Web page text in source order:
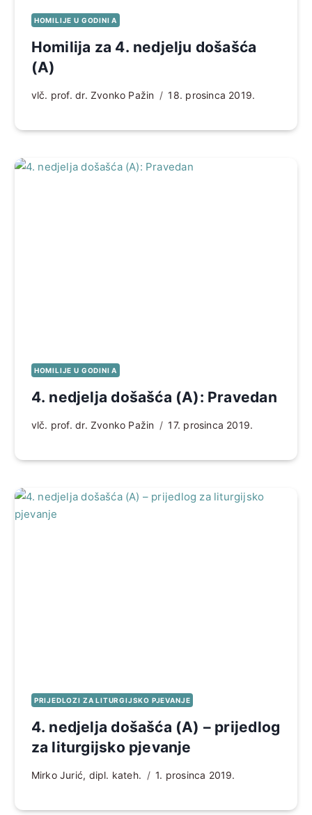
HOMILIJE U GODINI A
Homilija za 4. nedjelju došašća
(A)
vlč. prof. dr. Zvonko Pažin 18. prosinca 2019.
HOMILIJE U GODINI A
4. nedjelja došašća (A): Pravedan
vlč. prof. dr. Zvonko Pažin 17. prosinca 2019.
PRIJEDLOZI ZA LITURGIJSKO PJEVANJE
4. nedjelja došašća (A) – prijedlog
za liturgijsko pjevanje
Mirko Jurić, dipl. kateh. 1. prosinca 2019.